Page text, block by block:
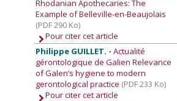
Rhodanian Apothecaries: The
Example of Belleville-en-Beaujolais
(PDF 290 Ko)
Pour citer cet article
Philippe GUILLET. -Actualité
gérontologique de Galien Relevance
of Galen’s hygiene to modern
gerontological practice (PDF 233 Ko)
Pour citer cet article